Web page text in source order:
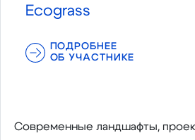
Ecograss
ПОДРОБНЕЕ
ОБ УЧАСТНИКЕ
Современные ландшафты,